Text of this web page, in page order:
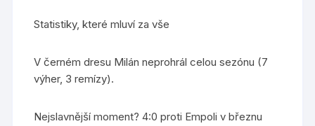
Statistiky, které mluví za vše
V černém dresu Milán neprohrál celou sezónu (7
výher, 3 remízy).
Nejslavnější moment? 4:0 proti Empoli v březnu